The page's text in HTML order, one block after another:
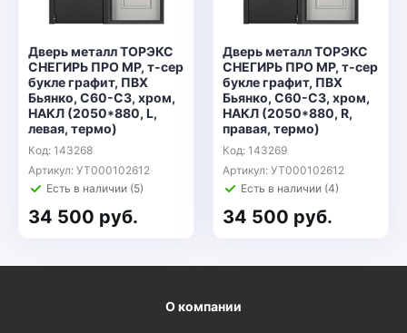
Дверь металл ТОРЭКС
СНЕГИРЬ ПРО MP, т-сер
букле графит, ПВХ
Бьянко, С60-С3, хром,
НАКЛ (2050*880, L,
левая, термо)
Код: 143268
Артикул: УТ000102612
Есть в наличии (5)
34 500 руб.
Дверь металл ТОРЭКС
СНЕГИРЬ ПРО MP, т-сер
букле графит, ПВХ
Бьянко, С60-С3, хром,
НАКЛ (2050*880, R,
правая, термо)
Код: 143269
Артикул: УТ000102612
Есть в наличии (4)
34 500 руб.
О компании